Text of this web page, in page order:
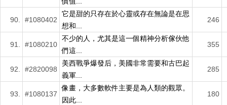
90. #1080402
它是甜的只存在於心靈或存在無論是在思
想和...
246
91. #1080210
不少的人，尤其是這一個精神分析傢伙他
們這...
355
92. #2820098
美西戰爭爆發后，美國非常需要和古巴起
義軍...
285
93. #1080137
像畫，大多數軟件主要是為人類的觀眾。
因此...
180